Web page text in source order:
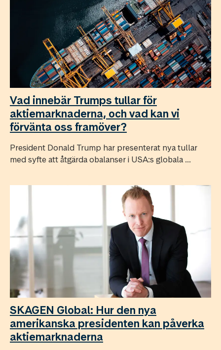
Vad innebär Trumps tullar för
aktiemarknaderna, och vad kan vi
förvänta oss framöver?
President Donald Trump har presenterat nya tullar
med syfte att åtgärda obalanser i USA:s globala ...
SKAGEN Global: Hur den nya
amerikanska presidenten kan påverka
aktiemarknaderna